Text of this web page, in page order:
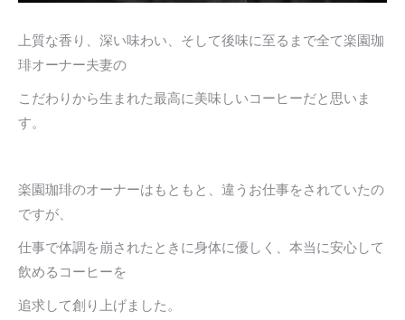
上質な香り、深い味わい、そして後味に至るまで全て楽園珈
琲オーナー夫妻の
こだわりから生まれた最高に美味しいコーヒーだと思いま
す。
楽園珈琲のオーナーはもともと、違うお仕事をされていたの
ですが、
仕事で体調を崩されたときに身体に優しく、本当に安心して
飲めるコーヒーを
追求して創り上げました。